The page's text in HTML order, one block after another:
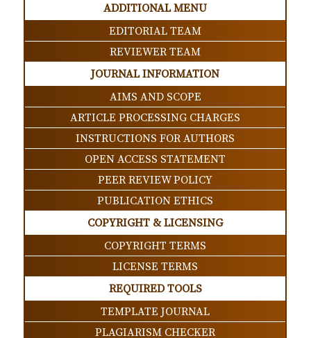
ADDITIONAL MENU
EDITORIAL TEAM
REVIEWER TEAM
JOURNAL INFORMATION
AIMS AND SCOPE
ARTICLE PROCESSING CHARGES
INSTRUCTIONS FOR AUTHORS
OPEN ACCESS STATEMENT
PEER REVIEW POLICY
PUBLICATION ETHICS
COPYRIGHT & LICENSING
COPYRIGHT TERMS
LICENSE TERMS
REQUIRED TOOLS
TEMPLATE JOURNAL
PLAGIARISM CHECKER